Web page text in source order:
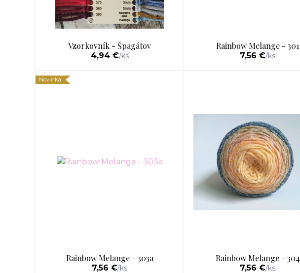
Vzorkovník - Špagátov
4,94 €/ks
Rainbow Melange - 301
7,56 €/ks
Novinka
Rainbow Melange - 303a
7,56 €/ks
Rainbow Melange - 304
7,56 €/ks